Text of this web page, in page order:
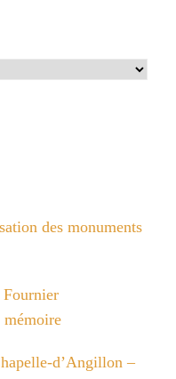
des monuments
mémoire
d’Angillon –